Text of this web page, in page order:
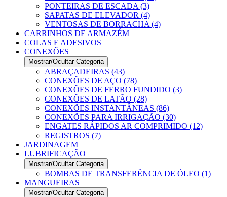
PONTEIRAS DE ESCADA (3)
SAPATAS DE ELEVADOR (4)
VENTOSAS DE BORRACHA (4)
CARRINHOS DE ARMAZÉM
COLAS E ADESIVOS
CONEXÕES
Mostrar/Ocultar Categoria
ABRAÇADEIRAS (43)
CONEXÕES DE AÇO (78)
CONEXÕES DE FERRO FUNDIDO (3)
CONEXÕES DE LATÃO (28)
CONEXÕES INSTANTÂNEAS (86)
CONEXÕES PARA IRRIGAÇÃO (30)
ENGATES RÁPIDOS AR COMPRIMIDO (12)
REGISTROS (7)
JARDINAGEM
LUBRIFICAÇÃO
Mostrar/Ocultar Categoria
BOMBAS DE TRANSFERÊNCIA DE ÓLEO (1)
MANGUEIRAS
Mostrar/Ocultar Categoria